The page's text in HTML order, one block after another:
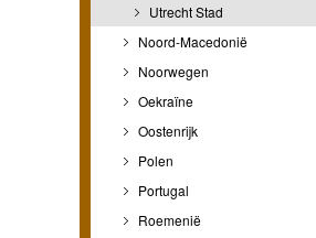
Utrecht Stad
Noord-Macedonië
Noorwegen
Oekraïne
Oostenrijk
Polen
Portugal
Roemenië